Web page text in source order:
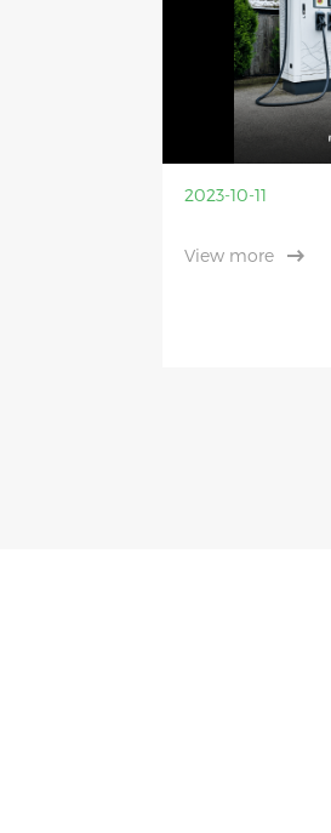
2023-10-11
View more